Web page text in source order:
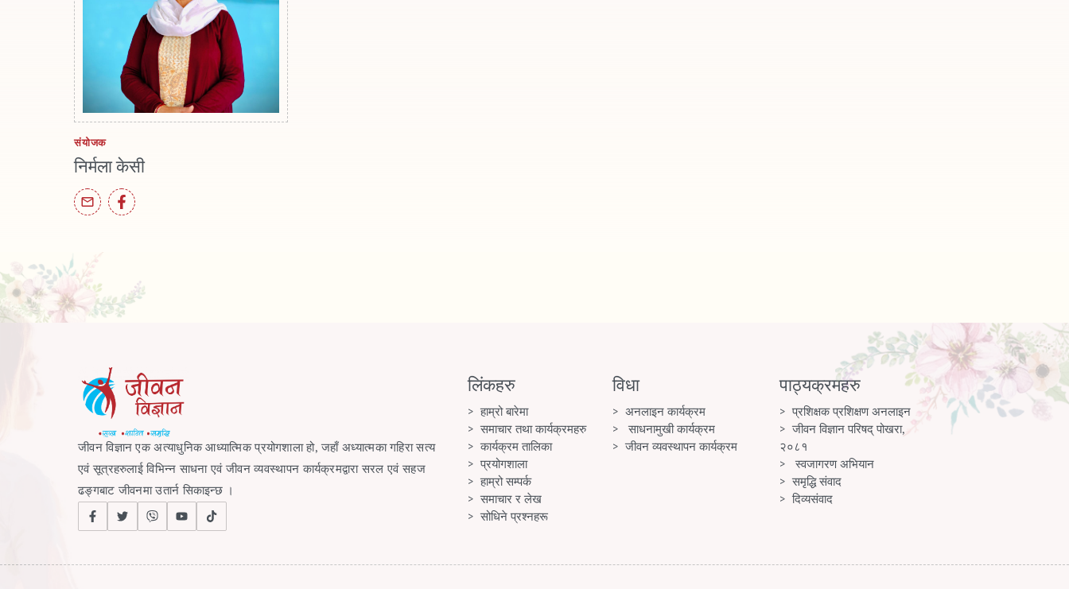
संयोजक
निर्मला केसी
जीवन विज्ञान एक अत्याधुनिक आध्यात्मिक प्रयोगशाला हो, जहाँ अध्यात्मका गहिरा सत्य
एवं सूत्रहरुलाई विभिन्न साधना एवं जीवन व्यवस्थापन कार्यक्रमद्वारा सरल एवं सहज
ढङ्गबाट जीवनमा उतार्न सिकाइन्छ ।
लिंकहरु
हाम्रो बारेमा
समाचार तथा कार्यक्रमहरु
कार्यक्रम तालिका
प्रयोगशाला
हाम्रो सम्पर्क
समाचार र लेख
सोधिने प्रश्नहरू
विधा
अनलाइन कार्यक्रम
साधनामुखी कार्यक्रम
जीवन व्यवस्थापन कार्यक्रम
पाठ्यक्रमहरु
प्रशिक्षक प्रशिक्षण अनलाइन
जीवन विज्ञान परिषद् पोखरा,
२०८१
स्वजागरण अभियान
समृद्धि संवाद
दिव्यसंवाद